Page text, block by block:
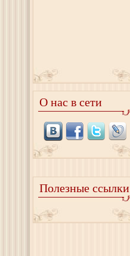
О нас в сети
Полезные ссылки